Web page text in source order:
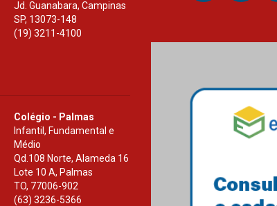
Jd. Guanabara, Campinas
SP, 13073-148
(19) 3211-4100
Colégio - Palmas
Infantil, Fundamental e
Médio
Qd.108 Norte, Alameda 16
Lote 10 A, Palmas
TO, 77006-902
(63) 3236-5366